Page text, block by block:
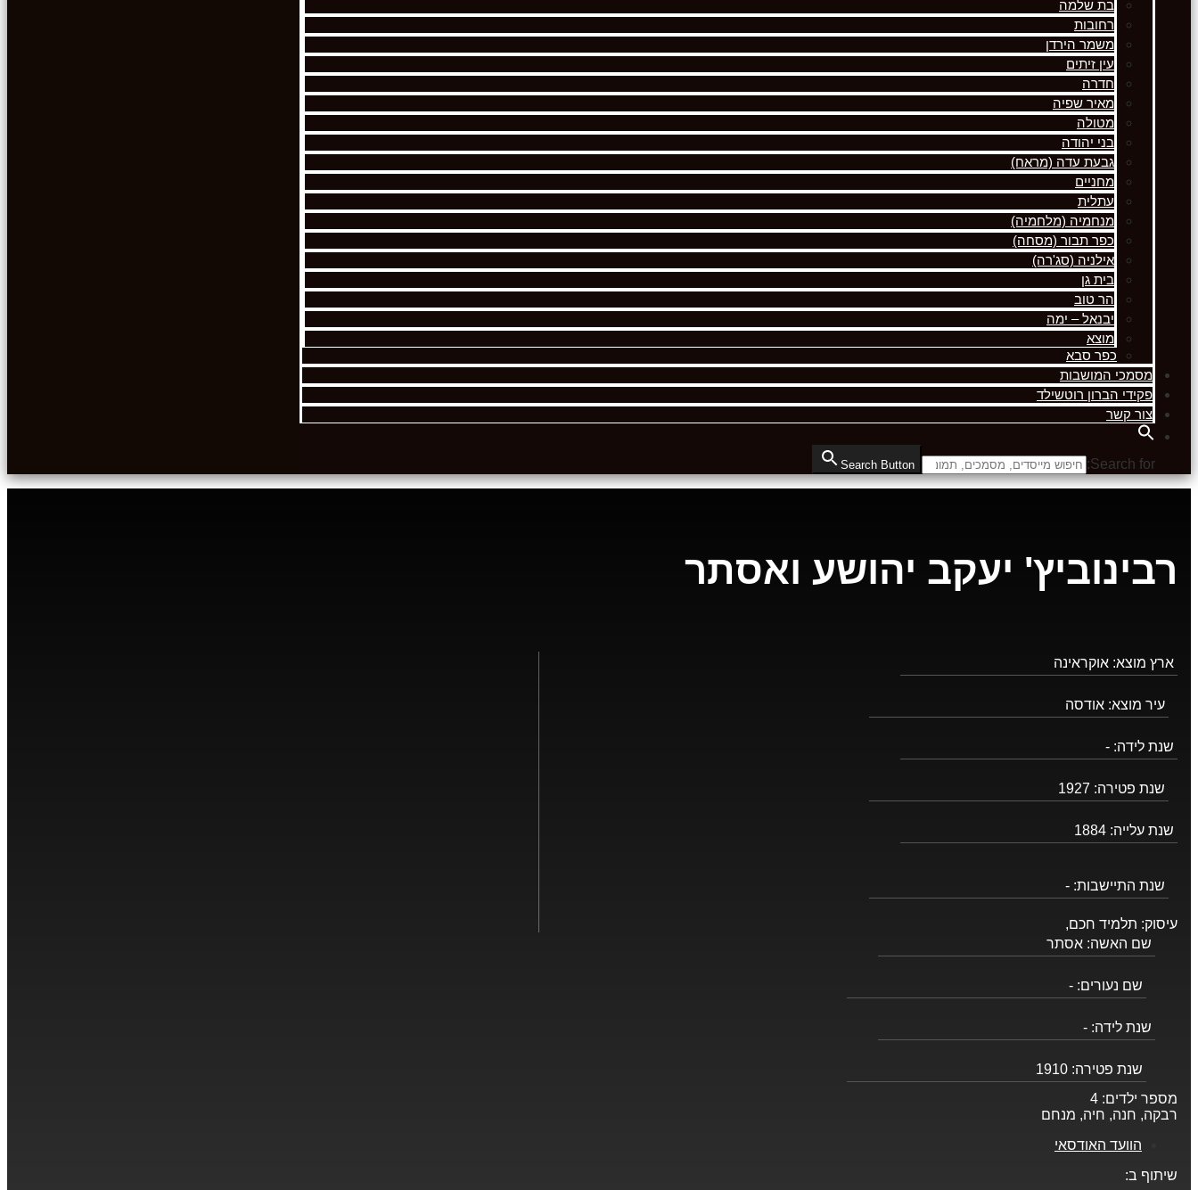
בת שלמה
רחובות
משמר הירדן
עין זיתים
חדרה
מאיר שפיה
מטולה
בני יהודה
גבעת עדה (מראח)
מחניים
עתלית
מנחמיה (מלחמיה)
כפר תבור (מסחה)
אילניה (סג'רה)
בית גן
הר טוב
יבנאל – ימה
מוצא
כפר סבא
מסמכי המושבות
פקידי הברון רוטשילד
צור קשר
Search for:
Search Button
רבינוביץ' יעקב יהושע ואסתר
ארץ מוצא: אוקראינה
עיר מוצא: אודסה
שנת לידה: -
שנת פטירה: 1927
שנת עלייה: 1884
שנת התיישבות: -
עיסוק: תלמיד חכם,
שם האשה: אסתר
שם נעורים: -
שנת לידה: -
שנת פטירה: 1910
מספר ילדים: 4
רבקה, חנה, חיה, מנחם
הוועד האודסאי
שיתוף ב: